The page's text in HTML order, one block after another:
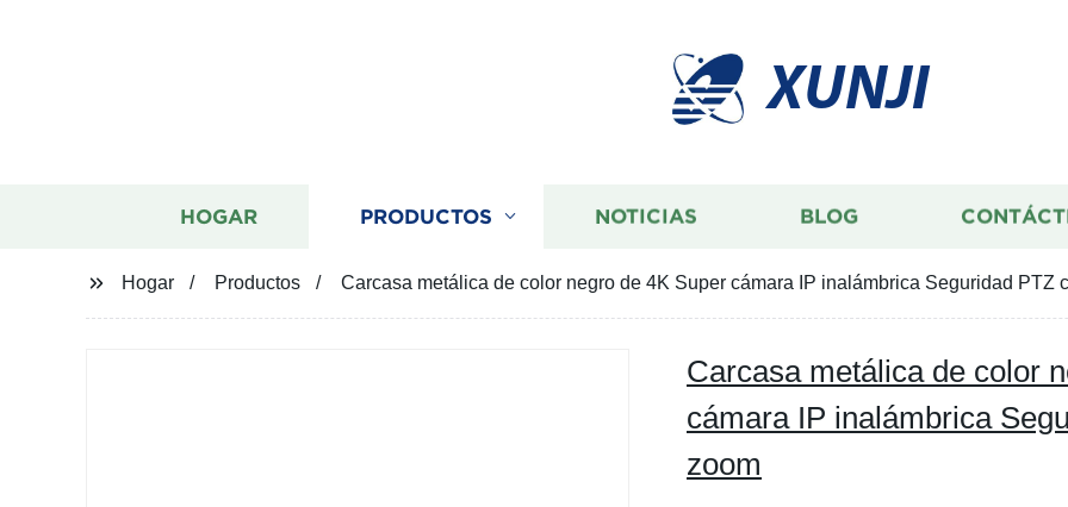
XUNJI
HOGAR PRODUCTOS NOTICIAS BLOG
Hogar Productos Carcasa metálica de color negro de 4K Super cámara IP inalámbrica Seguridad PTZ
Carcasa metálica de color
cámara IP inalámbrica
zoom